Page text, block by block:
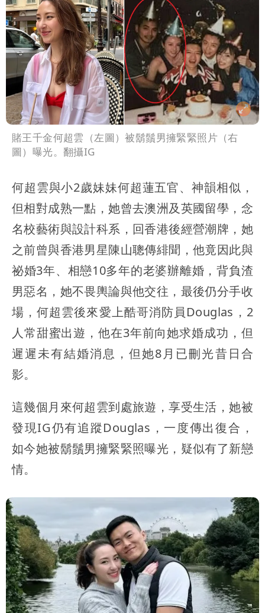
子...請還我們平靜
氣象女神累了？白海豚報成「白沙屯」
本尊：懊惱到現在
陳時中選前夜「淋雨道歉」 王必勝認：
已知輸了…無奈又不平
大爆發！3颱風+1熱帶低壓 專家逐一分
析對台影響
方志友24歲奉子成婚 昆凌證婚！苦撐
11年離婚收場
賭王千金何超雲（左圖）被鬍鬚男擁緊緊照片（右
圖）曝光。翻攝IG
何超雲與小2歲妹妹何超蓮五官、神韻相似，
但相對成熟一點，她曾去澳洲及英國留學，念
名校藝術與設計科系，回香港後經營潮牌，她
之前曾與香港男星陳山聰傳緋聞，他竟因此與
祕婚3年、相戀10多年的老婆辦離婚，背負渣
男惡名，她不畏輿論與他交往，最後仍分手收
場，何超雲後來愛上酷哥消防員Douglas，2
人常甜蜜出遊，他在3年前向她求婚成功，但
遲遲未有結婚消息，但她8月已刪光昔日合
影。
這幾個月來何超雲到處旅遊，享受生活，她被
發現IG仍有追蹤Douglas，一度傳出復合，
如今她被鬍鬚男擁緊緊照曝光，疑似有了新戀
情。